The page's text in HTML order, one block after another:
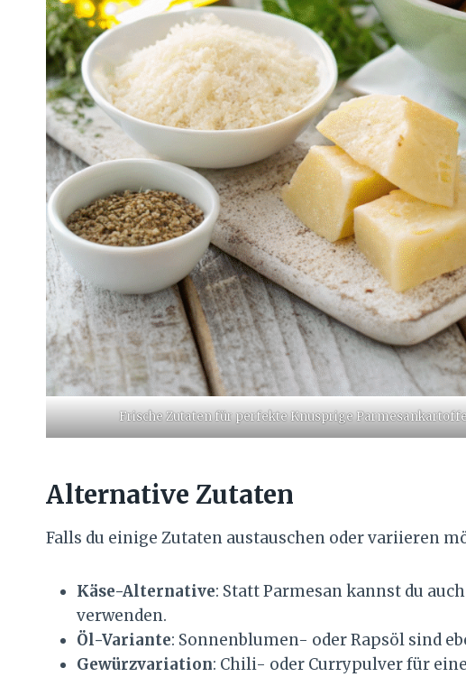
Frische Zutaten für perfekte Knusprige
Alternative Zutaten
Falls du einige Zutaten austauschen oder variieren
Käse-Alternative: Statt Parmesan kannst du
verwenden.
Öl-Variante: Sonnenblumen- oder Rapsöl sind
Gewürzvariation: Chili- oder Currypulver für